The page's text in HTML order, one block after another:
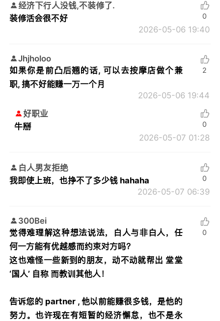
经济下行人没钱,不装修了.
装修活会很不好
2026-05-06 19:40
0
Jhjholoo
如果你是前凸后翘的话, 可以去按摩店做个兼
职, 搞不好能赚一万一个月
2026-05-06 19:44
2
好职业
牛掰
2026-05-07 01:28
0
白人男友拒绝
我即使上班，也挣不了多少钱 hahaha
2026-05-07 06:39
0
300Bei
觉得难理解这种想法说法，白人与非白人，任
何一方能有优越感而约束对方吗？
这也难怪一些新到的朋友，动不动就帮出 堂堂
‘国人’ 自称 而教训其他人！
告诉您的 partner , 他以前能赚很多钱，是他的
努力。也许现在有短暂的经济懈怠，也不是永
0